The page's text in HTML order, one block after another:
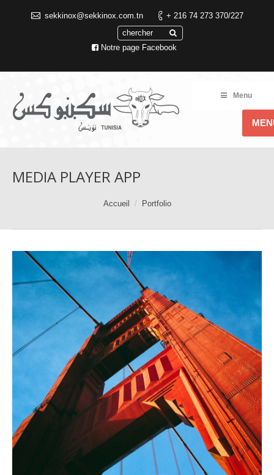
sekkinox@sekkinox.com.tn + 216 74 273 370/227
Notre page Facebook
Menu
MEDIA PLAYER APP
Accueil Portfolio